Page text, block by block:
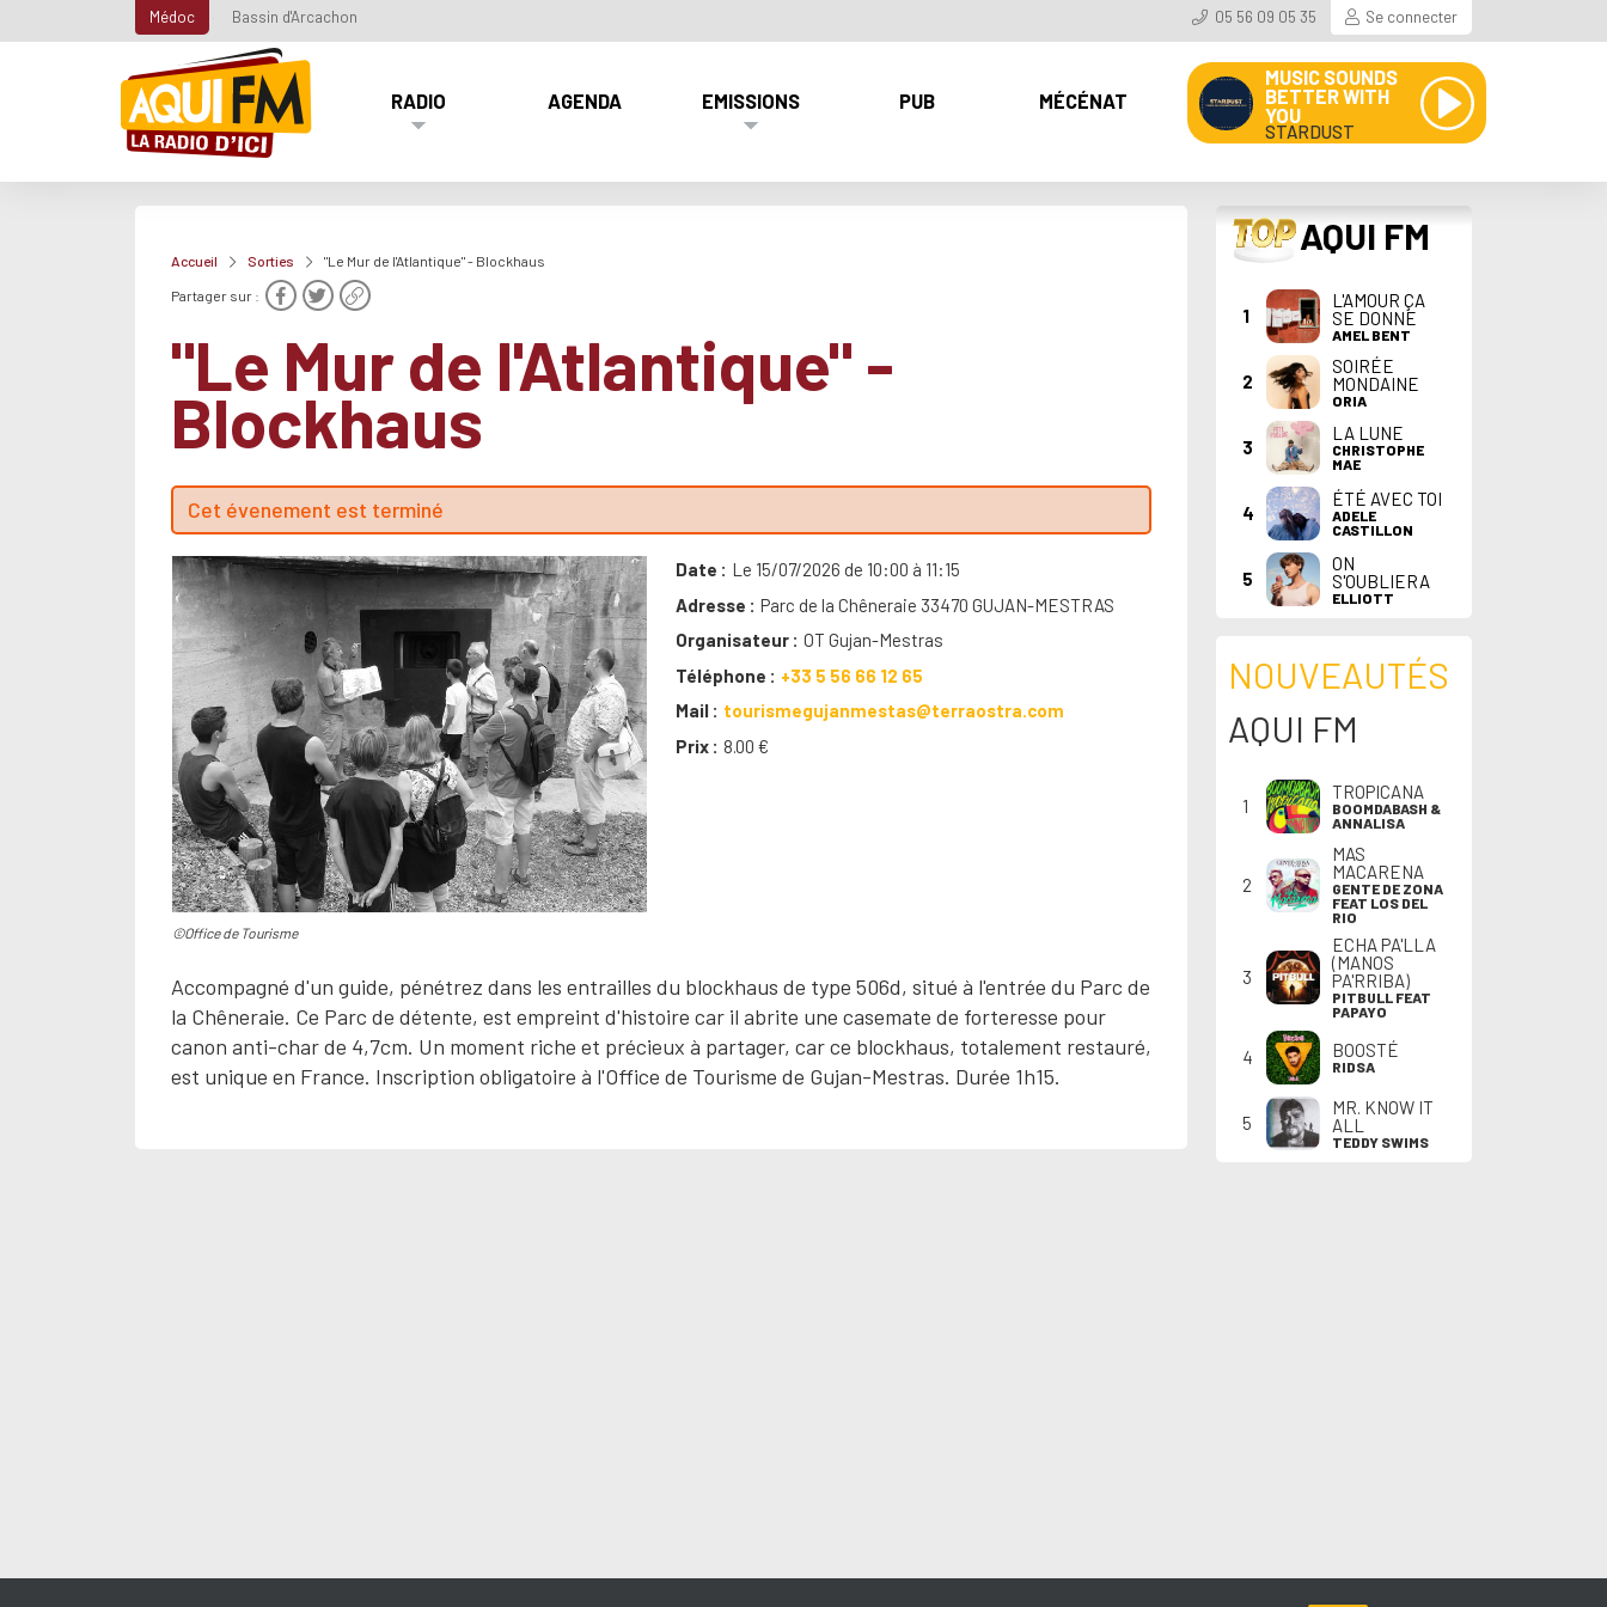
Médoc Bassin d'Arcachon 05 56 09 05 35 Se connecter
RADIO AGENDA EMISSIONS PUB MÉCÉNAT
MUSIC SOUNDS
BETTER WITH
YOU
STARDUST
Accueil Sorties "Le Mur de l'Atlantique" - Blockhaus
Partager sur :
"Le Mur de l'Atlantique" -
Blockhaus
Cet évenement est terminé
©Office de Tourisme
Date
Le 15/07/2026 de 10:00 à 11:15
Adresse
Parc de la Chêneraie 33470 GUJAN-MESTRAS
Organisateur
OT Gujan-Mestras
Téléphone
+33 5 56 66 12 65
Mail
tourismegujanmestas@terraostra.com
Prix
8.00 €
Accompagné d'un guide, pénétrez dans les entrailles du blockhaus de type 506d, situé à l'entrée du Parc de
la Chêneraie. Ce Parc de détente, est empreint d'histoire car il abrite une casemate de forteresse pour
canon anti-char de 4,7cm. Un moment riche et précieux à partager, car ce blockhaus, totalement restauré,
est unique en France. Inscription obligatoire à l'Office de Tourisme de Gujan-Mestras. Durée 1h15.
TOP AQUI FM
1
L'AMOUR ÇA
SE DONNE
AMEL BENT
2
SOIRÉE
MONDAINE
ORIA
3
LA LUNE
CHRISTOPHE
MAE
4
ÉTÉ AVEC TOI
ADELE
CASTILLON
5
ON
S'OUBLIERA
ELLIOTT
NOUVEAUTÉS
AQUI FM
1
TROPICANA
BOOMDABASH &
ANNALISA
2
MAS
MACARENA
GENTE DE ZONA
FEAT LOS DEL
RIO
3
ECHA PA'LLA
(MANOS
PA'RRIBA)
PITBULL FEAT
PAPAYO
4 BOOSTÉ
RIDSA
5
MR. KNOW IT
ALL
TEDDY SWIMS